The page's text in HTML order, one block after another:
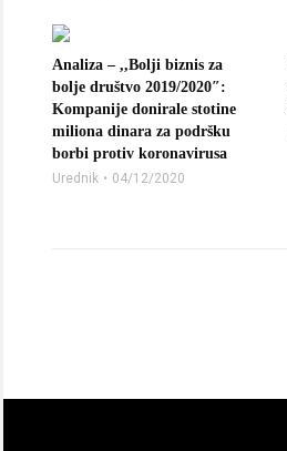
Analiza – ,,Bolji biznis za
bolje društvo 2019/2020″:
Kompanije donirale stotine
miliona dinara za podršku
borbi protiv koronavirusa
Urednik 04/12/2020